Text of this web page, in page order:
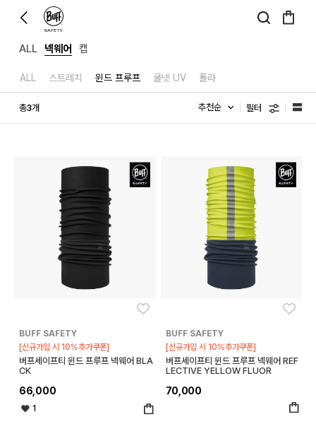
ALL 넥웨어 캡
ALL 스트레치 윈드 프루프 쿨넷 UV 폴라
총3개 필터
BUFF SAFETY
[신규가입 시 10%추가쿠폰]
버프세이프티 윈드 프루프 넥웨어 BLA
CK
66,000
1
BUFF SAFETY
[신규가입 시 10%추가쿠폰]
버프세이프티 윈드 프루프 넥웨어 REF
LECTIVE YELLOW FLUOR
70,000